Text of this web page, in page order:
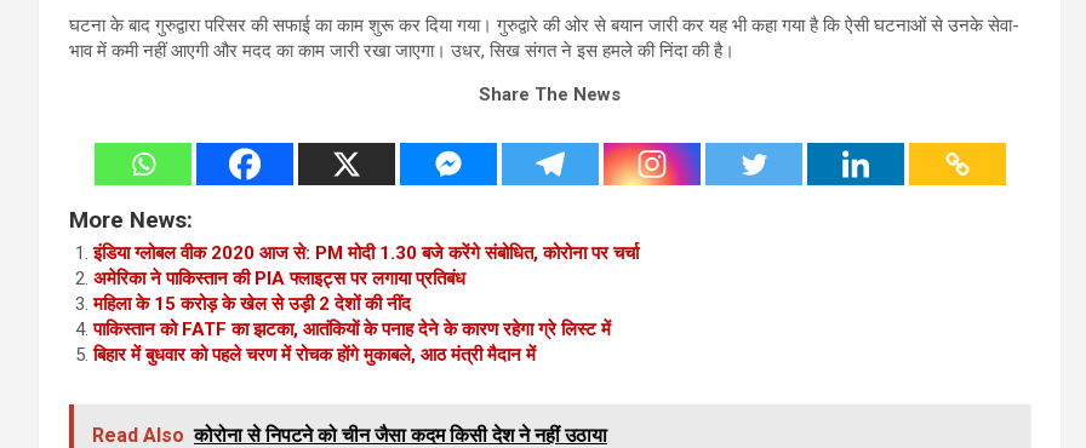
घटना के बाद गुरुद्वारा परिसर की सफाई का काम शुरू कर दिया गया। गुरुद्वारे की ओर से बयान जारी कर यह भी कहा गया है कि ऐसी घटनाओं से उनके सेवा-
भाव में कमी नहीं आएगी और मदद का काम जारी रखा जाएगा। उधर, सिख संगत ने इस हमले की निंदा की है।
Share The News
More News:
इंडिया ग्‍लोबल वीक 2020 आज से: PM मोदी 1.30 बजे करेंगे संबोधित, कोरोना पर चर्चा
अमेरिका ने पाकिस्तान की PIA फ्लाइट्स पर लगाया प्रतिबंध
महिला के 15 करोड़ के खेल से उड़ी 2 देशों की नींद
पाकिस्तान को FATF का झटका, आतंकियों के पनाह देने के कारण रहेगा ग्रे लिस्ट में
बिहार में बुधवार को पहले चरण में रोचक होंगे मुकाबले, आठ मंत्री मैदान में
Read Also कोरोना से निपटने को चीन जैसा कदम किसी देश ने नहीं उठाया